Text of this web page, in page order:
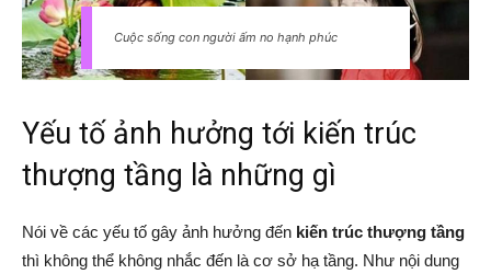
Cuộc sống con người ấm no hạnh phúc
Yếu tố ảnh hưởng tới kiến trúc
thượng tầng là những gì
Nói về các yếu tố gây ảnh hưởng đến kiến trúc thượng tầng
thì không thể không nhắc đến là cơ sở hạ tầng. Như nội dung